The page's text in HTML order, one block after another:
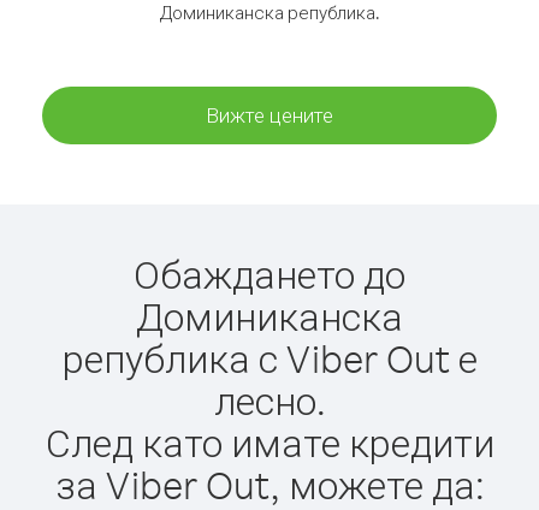
Доминиканска република.
Вижте цените
Обаждането до
Доминиканска
република с Viber Out е
лесно.
След като имате кредити
за Viber Out, можете да: